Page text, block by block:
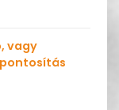
vagy